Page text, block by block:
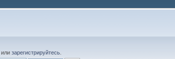
илизарегистрируйтесь